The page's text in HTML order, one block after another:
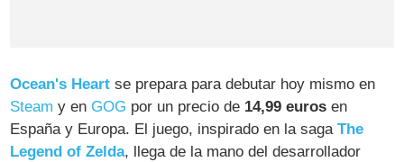
Ocean's Heart se prepara para debutar hoy mismo en
Steam y en GOG por un precio de 14,99 euros en
España y Europa. El juego, inspirado en la sagaThe
Legend of Zelda, llega de la mano del desarrollador